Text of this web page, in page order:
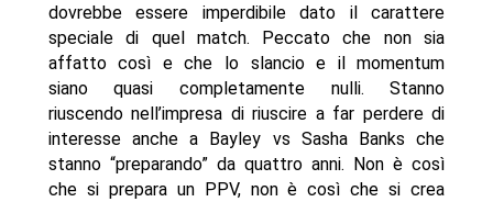
dovrebbe essere imperdibile dato il carattere
speciale di quel match. Peccato che non sia
affatto così e che lo slancio e il momentum
siano quasi completamente nulli. Stanno
riuscendo nell’impresa di riuscire a far perdere di
interesse anche a Bayley vs Sasha Banks che
stanno “preparando” da quattro anni. Non è così
che si prepara un PPV, non è così che si crea